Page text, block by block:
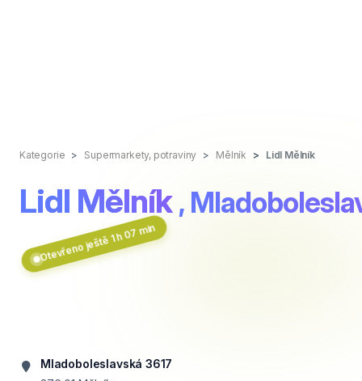
Kategorie Supermarkety, potraviny Mělník Lidl Mělník
Lidl Mělník ,
Otevřeno ještě 1 h 07 min
Mladoboleslavská 3617